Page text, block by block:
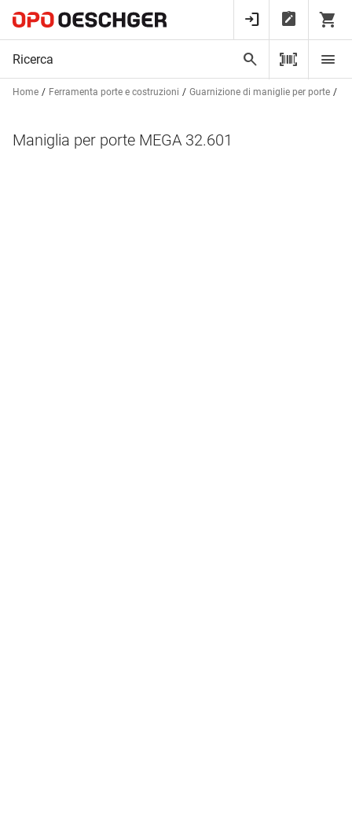
Home Ferramenta porte e costruzioni Guarnizione di maniglie per porte
Maniglia per porte MEGA 32.601